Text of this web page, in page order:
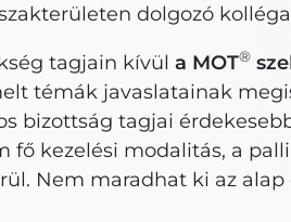
dolgozó
tagjain kívül a MOT®
témák javaslatainak
bizottság tagjai
fő kezelési modalitás, a
Nem maradhat ki az alap